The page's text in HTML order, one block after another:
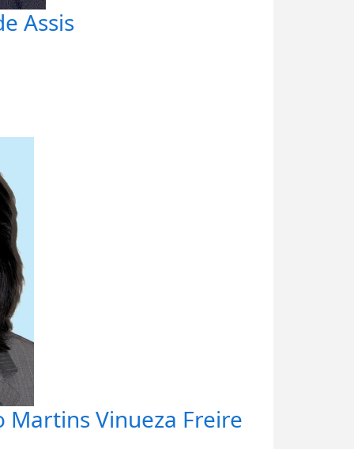
Assis
Martins Vinueza Freire